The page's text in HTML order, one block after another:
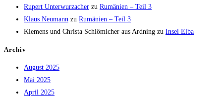
Rupert Unterwurzacher zu Rumänien – Teil 3
Klaus Neumann zu Rumänien – Teil 3
Klemens und Christa Schlömicher aus Ardning zu Insel Elba
Archiv
August 2025
Mai 2025
April 2025